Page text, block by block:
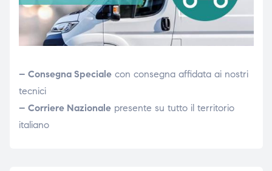
– Consegna Specialecon consegna affidata ai nostri
tecnici
– Corriere Nazionalepresente su tutto il territorio
italiano